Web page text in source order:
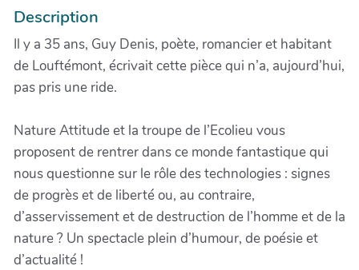
Description
Il y a 35 ans, Guy Denis, poète, romancier et habitant
de Louftémont, écrivait cette pièce qui n’a, aujourd’hui,
pas pris une ride.
Nature Attitude et la troupe de l’Ecolieu vous
proposent de rentrer dans ce monde fantastique qui
nous questionne sur le rôle des technologies : signes
de progrès et de liberté ou, au contraire,
d’asservissement et de destruction de l’homme et de la
nature ? Un spectacle plein d’humour, de poésie et
d’actualité !